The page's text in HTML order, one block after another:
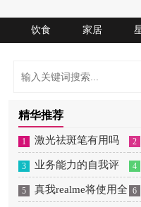
饮食 家居
精华推荐
1 激光祛斑笔有用吗 2
3 业务能力的自我评
价
4
5 真我realme将使用全 6